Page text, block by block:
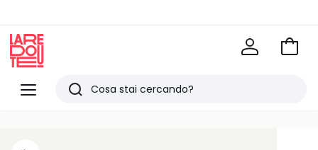
Menu
Redoute
Ricerca
Vai